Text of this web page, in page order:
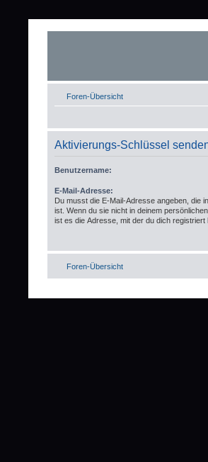
Foren-Übersicht
Aktivierungs-Schlüssel
Benutzername:
E-Mail-Adresse:
Du musst die E-Mail-Adresse angeben, die
ist. Wenn du sie nicht in deinem
ist es die Adresse, mit der du dich registriert
Foren-Übersicht